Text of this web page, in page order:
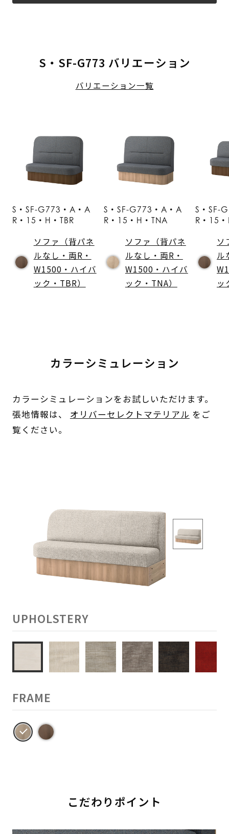
S・SF-G773 バリエーション
バリエーション一覧
S・SF-G773・A・A
R・15・H・TBR
ソファ（背パネ
ルなし・両R・
W1500・ハイバ
ック・TBR）
S・SF-G773・A・A
R・15・H・TNA
ソファ（背パネ
ルなし・両R・
W1500・ハイバ
ック・TNA）
S・SF-
R・15・
ソ
ル
ッ
カラーシミュレーション
カラーシミュレーションをお試しいただけます。
張地情報は、 オリバーセレクトマテリアル をご
覧ください。
UPHOLSTERY
FRAME
こだわりポイント